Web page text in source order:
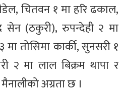
चितवन १ मा हरि ढकाल,
सेन (ठकुरी), रुपन्देही २ मा
तोसिमा कार्की, सुनसरी १
२ मा लाल बिक्रम थापा र
अग्रता छ ।